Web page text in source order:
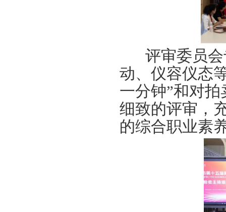
评审委员
动、仪容仪态
一分钟”和对拍
细致的评审，
的综合职业素